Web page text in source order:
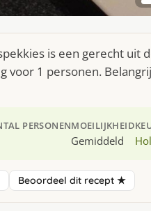
is een gerecht uit
voor 1 personen.
PERSONENMOEILIJKHEID
Gemiddeld
Beoordeel dit recept ★